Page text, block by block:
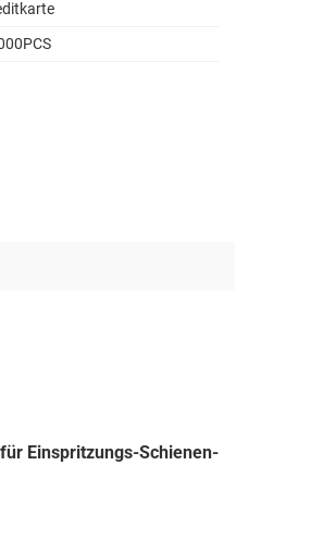
Einspritzungs-Schienen-